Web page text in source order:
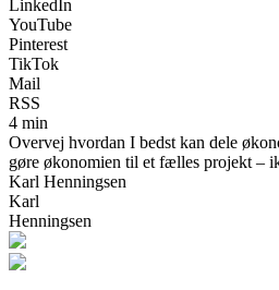
LinkedIn
YouTube
Pinterest
TikTok
Mail
RSS
4 min
Overvej hvordan I bedst kan dele
gøre økonomien til et fælles projekt –
Karl Henningsen
Karl
Henningsen